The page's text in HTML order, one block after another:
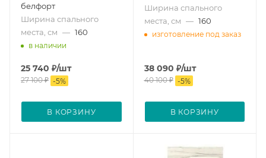
белфорт
Ширина спального
места, см — 160
в наличии
25 740 ₽/шт
27 100₽ -5%
В КОРЗИНУ
Ширина спального
места, см — 160
изготовление под заказ
38 090 ₽/шт
40 100₽ -5%
В КОРЗИНУ